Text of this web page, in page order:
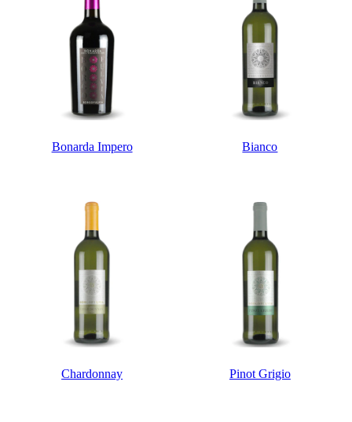
Bonarda Impero Bianco
Chardonnay Pinot Grigio